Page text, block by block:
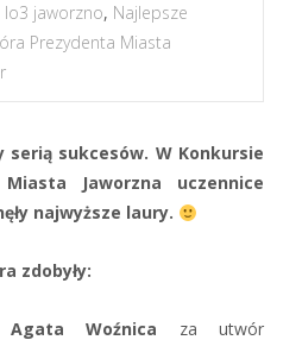
lo3 jaworzno, Najlepsze
Prezydenta Miasta
serią sukcesów. W Konkursie
Jaworzna uczennice
najwyższe laury.
zdobyły:
Agata Woźnica za utwór